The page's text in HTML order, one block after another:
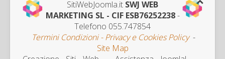
SitiWebJoomla.it SWJ WEB
MARKETING SL - CIF ESB76252238-
Telefono 055.747854
Termini Condizioni - Privacy e Cookies Policy-
Site Map